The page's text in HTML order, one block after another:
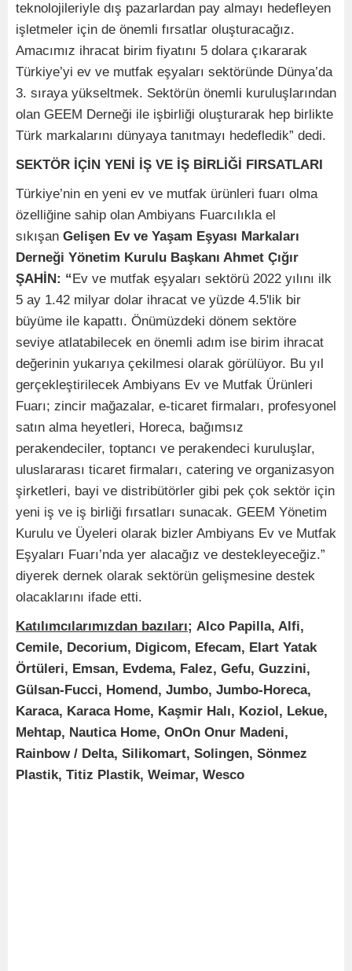
teknolojileriyle dış pazarlardan pay almayı hedefleyen
işletmeler için de önemli fırsatlar oluşturacağız.
Amacımız ihracat birim fiyatını 5 dolara çıkararak
Türkiye’yi ev ve mutfak eşyaları sektöründe Dünya’da
3. sıraya yükseltmek. Sektörün önemli kuruluşlarından
olan GEEM Derneği ile işbirliği oluşturarak hep birlikte
Türk markalarını dünyaya tanıtmayı hedefledik” dedi.
SEKTÖR İÇİN YENİ İŞ VE İŞ BİRLİĞİ FIRSATLARI
Türkiye’nin en yeni ev ve mutfak ürünleri fuarı olma
özelliğine sahip olan Ambiyans Fuarcılıkla el
sıkışan Gelişen Ev ve Yaşam Eşyası Markaları
Derneği Yönetim Kurulu Başkanı Ahmet Çığır
ŞAHİN: “Ev ve mutfak eşyaları sektörü 2022 yılını ilk
5 ay 1.42 milyar dolar ihracat ve yüzde 4.5'lik bir
büyüme ile kapattı. Önümüzdeki dönem sektöre
seviye atlatabilecek en önemli adım ise birim ihracat
değerinin yukarıya çekilmesi olarak görülüyor. Bu yıl
gerçekleştirilecek Ambiyans Ev ve Mutfak Ürünleri
Fuarı; zincir mağazalar, e-ticaret firmaları, profesyonel
satın alma heyetleri, Horeca, bağımsız
perakendeciler, toptancı ve perakendeci kuruluşlar,
uluslararası ticaret firmaları, catering ve organizasyon
şirketleri, bayi ve distribütörler gibi pek çok sektör için
yeni iş ve iş birliği fırsatları sunacak. GEEM Yönetim
Kurulu ve Üyeleri olarak bizler Ambiyans Ev ve Mutfak
Eşyaları Fuarı’nda yer alacağız ve destekleyeceğiz.”
diyerek dernek olarak sektörün gelişmesine destek
olacaklarını ifade etti.
Katılımcılarımızdan bazıları; Alco Papilla, Alfi,
Cemile, Decorium, Digicom, Efecam, Elart Yatak
Örtüleri, Emsan, Evdema, Falez, Gefu, Guzzini,
Gülsan-Fucci, Homend, Jumbo, Jumbo-Horeca,
Karaca, Karaca Home, Kaşmir Halı, Koziol, Lekue,
Mehtap, Nautica Home, OnOn Onur Madeni,
Rainbow / Delta, Silikomart, Solingen, Sönmez
Plastik, Titiz Plastik, Weimar, Wesco